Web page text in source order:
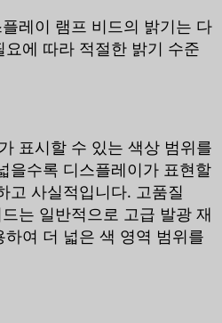
레이 램프 비드의 밝기는 다
에 따라 적절한 밝기 수준
표시할 수 있는 색상 범위를
을수록 디스플레이가 표현할
고 사실적입니다. 고품질
는 일반적으로 고급 발광 재
여 더 넓은 색 영역 범위를